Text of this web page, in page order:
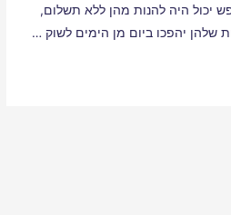
יכול היה להנות מהן ללא תשלום,
שלהן יהפכו ביום מן הימים לשוק …